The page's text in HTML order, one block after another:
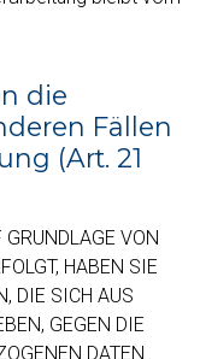
die
Fällen
(Art. 21
VON
HABEN SIE
DIE SICH AUS
GEGEN DIE
DATEN